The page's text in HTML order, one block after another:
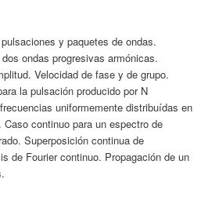
y paquetes de ondas.
ondas progresivas armónicas.
Velocidad de fase y de grupo.
la pulsación producido por N
uniformemente distribuídas en
continuo para un espectro de
Superposición continua de
de Fourier continuo. Propagación de un